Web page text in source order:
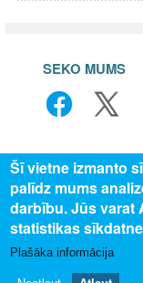
SEKO MUMS
© 2025 Valsts
Šī vietne izmanto
palīdz mums
darbību. Jūs varat
statistikas
Plašāka informācija